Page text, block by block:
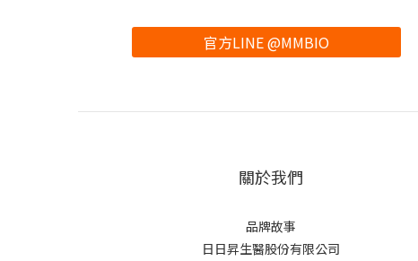
官方LINE @MMBIO
關於我們
品牌故事
日日昇生醫股份有限公司